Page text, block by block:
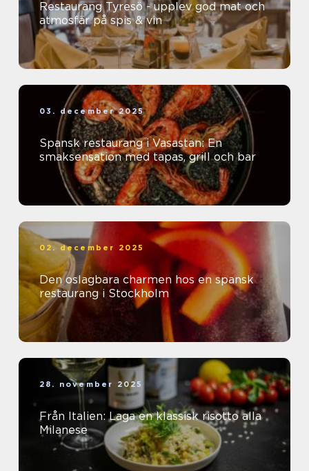
Restaurang Tyresö - upplev god mat och
atmosfär på spis & vin
03. december 2025
Spansk restaurang i Vasastan: En
smaksensation med tapas, grill och bar
02. december 2025
Den oslagbara charmen hos en spansk
restaurang i Stockholm
28. november 2025
Från Italien: Laga en klassisk risotto alla
Milanese